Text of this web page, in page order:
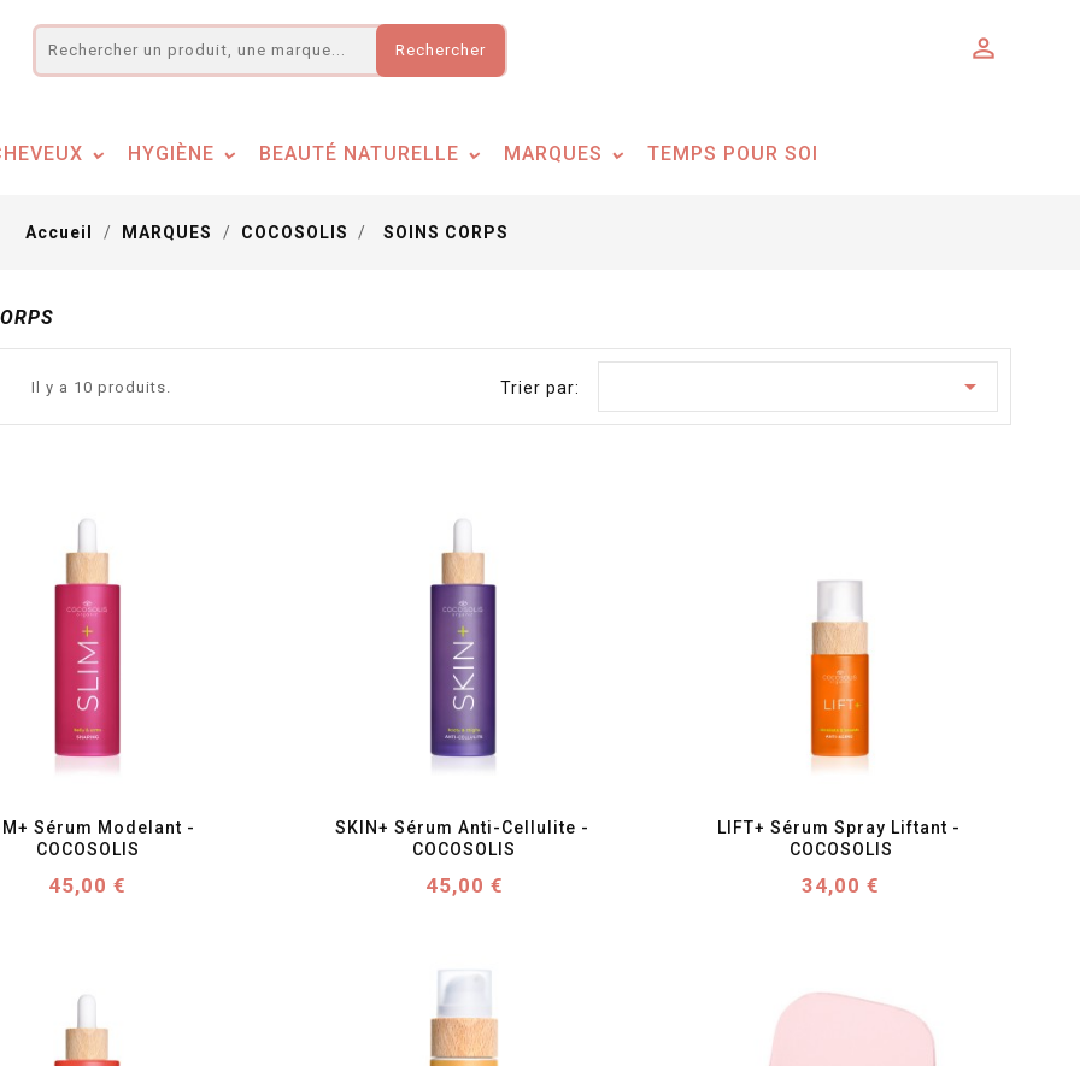
Rechercher 
HYGIÈNE BEAUTÉ NATURELLE MARQUES TEMPS POUR SOI
Accueil MARQUES COCOSOLIS SOINS CORPS
Il y a 10 produits. Trier par: 
favorite_border
Sérum Modelant -
COCOSOLIS
Prix
45,00 €
favorite_border
SKIN+ Sérum Anti-Cellulite -
COCOSOLIS
Prix
45,00 €
favorite_border
LIFT+ Sérum Spray Liftant -
COCOSOLIS
Prix
34,00 €